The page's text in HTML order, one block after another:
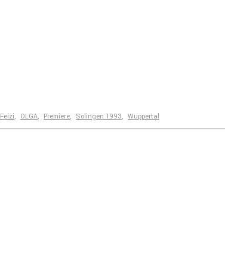
, OLGA, Premiere, Solingen 1993, Wuppertal